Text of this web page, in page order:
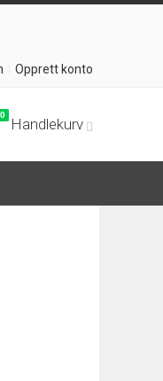
Opprett konto
0
Handlekurv